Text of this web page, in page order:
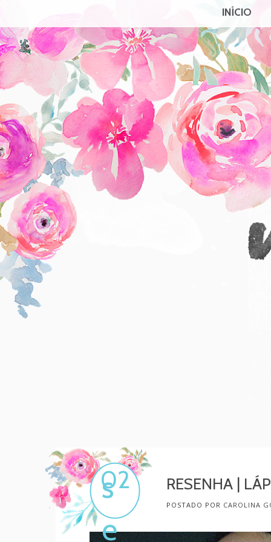
INÍCIO
02
s
e
RESENHA |
POSTADO POR CAROLINA